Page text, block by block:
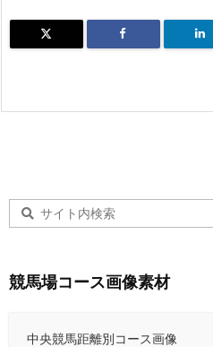
競馬場コース画像素材
中央競馬距離別コース画像